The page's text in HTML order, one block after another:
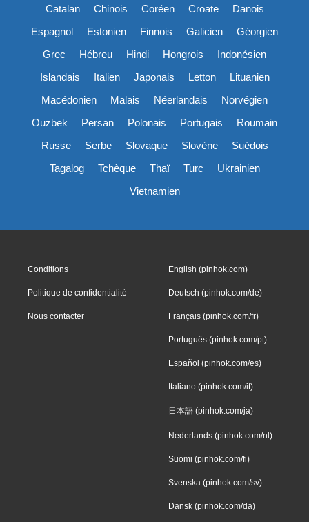
Catalan
Chinois Coréen Croate
Danois
Espagnol
Estonien Finnois Galicien
Géorgien
Grec
Hébreu Hindi Hongrois
Indonésien
Islandais
Italien Japonais Letton
Lituanien
Macédonien
Malais Néerlandais
Norvégien
Ouzbek
Persan Polonais Portugais
Roumain
Russe
Serbe Slovaque Slovène
Suédois
Tagalog
Tchèque Thaï Turc
Ukrainien
Vietnamien
Conditions
Politique de confidentialité
Nous contacter
English (pinhok.com)
Deutsch (pinhok.com/de)
Français (pinhok.com/fr)
Português (pinhok.com/pt)
Español (pinhok.com/es)
Italiano (pinhok.com/it)
日本語 (pinhok.com/ja)
Nederlands (pinhok.com/nl)
Suomi (pinhok.com/fi)
Svenska (pinhok.com/sv)
Dansk (pinhok.com/da)